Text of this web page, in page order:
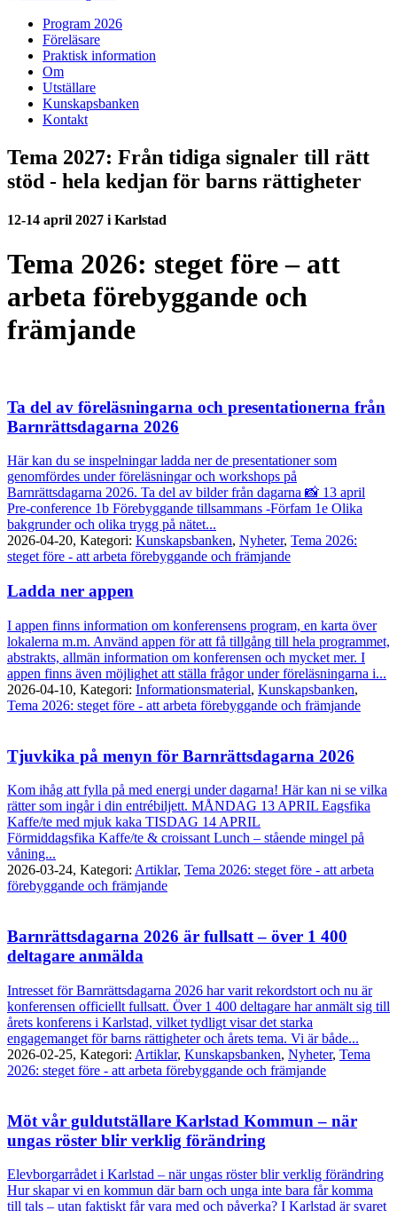
Program 2026
Föreläsare
Praktisk information
Om
Utställare
Kunskapsbanken
Kontakt
Tema 2027: Från tidiga signaler till rätt
stöd - hela kedjan för barns rättigheter
12-14 april 2027 i Karlstad
Tema 2026: steget före – att
arbeta förebyggande och
främjande
Ta del av föreläsningarna och presentationerna från
Barnrättsdagarna 2026
Här kan du se inspelningar ladda ner de presentationer som
genomfördes under föreläsningar och workshops på
Barnrättsdagarna 2026. Ta del av bilder från dagarna 📸 13 april
Pre-conference 1b Förebyggande tillsammans -Förfam 1e Olika
bakgrunder och olika trygg på nätet...
2026-04-20, Kategori: Kunskapsbanken, Nyheter, Tema 2026:
steget före - att arbeta förebyggande och främjande
Ladda ner appen
I appen finns information om konferensens program, en karta över
lokalerna m.m. Använd appen för att få tillgång till hela programmet,
abstrakts, allmän information om konferensen och mycket mer. I
appen finns även möjlighet att ställa frågor under föreläsningarna i...
2026-04-10, Kategori: Informationsmaterial, Kunskapsbanken,
Tema 2026: steget före - att arbeta förebyggande och främjande
Tjuvkika på menyn för Barnrättsdagarna 2026
Kom ihåg att fylla på med energi under dagarna! Här kan ni se vilka
rätter som ingår i din entrébiljett. MÅNDAG 13 APRIL Eagsfika
Kaffe/te med mjuk kaka TISDAG 14 APRIL
Förmiddagsfika Kaffe/te & croissant Lunch – stående mingel på
våning...
2026-03-24, Kategori: Artiklar, Tema 2026: steget före - att arbeta
förebyggande och främjande
Barnrättsdagarna 2026 är fullsatt – över 1 400
deltagare anmälda
Intresset för Barnrättsdagarna 2026 har varit rekordstort och nu är
konferensen officiellt fullsatt. Över 1 400 deltagare har anmält sig till
årets konferens i Karlstad, vilket tydligt visar det starka
engagemanget för barns rättigheter och årets tema. Vi är både...
2026-02-25, Kategori: Artiklar, Kunskapsbanken, Nyheter, Tema
2026: steget före - att arbeta förebyggande och främjande
Möt vår guldutställare Karlstad Kommun – när
ungas röster blir verklig förändring
Elevborgarrådet i Karlstad – när ungas röster blir verklig förändring
Hur skapar vi en kommun där barn och unga inte bara får komma
till tals – utan faktiskt får vara med och påverka? I Karlstad är svaret